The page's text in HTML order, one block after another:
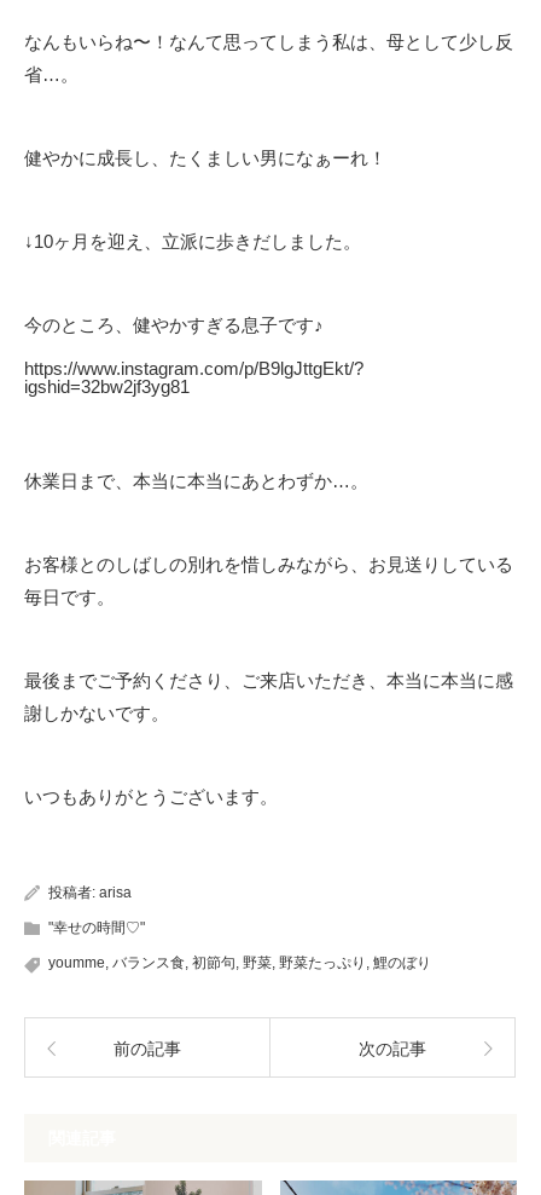
なんもいらね〜！なんて思ってしまう私は、母として少し反
省…。
健やかに成長し、たくましい男になぁーれ！
↓10ヶ月を迎え、立派に歩きだしました。
今のところ、健やかすぎる息子です♪
https://www.instagram.com/p/B9lgJttgEkt/?
igshid=32bw2jf3yg81
休業日まで、本当に本当にあとわずか…。
お客様とのしばしの別れを惜しみながら、お見送りしている
毎日です。
最後までご予約くださり、ご来店いただき、本当に本当に感
謝しかないです。
いつもありがとうございます。
投稿者: arisa
"幸せの時間♡"
youmme, バランス食, 初節句, 野菜, 野菜たっぷり , 鯉のぼり
前の記事 次の記事